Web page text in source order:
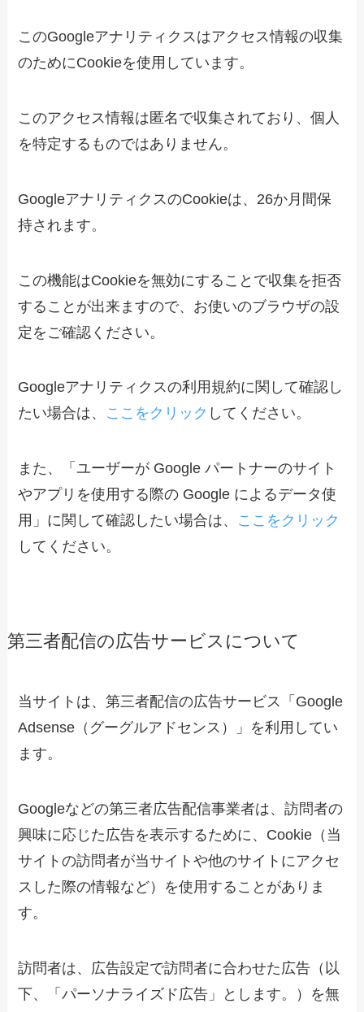
このGoogleアナリティクスはアクセス情報の収集
のためにCookieを使用しています。
このアクセス情報は匿名で収集されており、個人
を特定するものではありません。
GoogleアナリティクスのCookieは、26か月間保
持されます。
この機能はCookieを無効にすることで収集を拒否
することが出来ますので、お使いのブラウザの設
定をご確認ください。
Googleアナリティクスの利用規約に関して確認し
たい場合は、 ここをクリック してください。
また、「ユーザーが Google パートナーのサイト
やアプリを使用する際の Google によるデータ使
用」に関して確認したい場合は、 ここをクリック
してください。
第三者配信の広告サービスについて
当サイトは、第三者配信の広告サービス「Google
Adsense（グーグルアドセンス）」を利用してい
ます。
Googleなどの第三者広告配信事業者は、訪問者の
興味に応じた広告を表示するために、Cookie（当
サイトの訪問者が当サイトや他のサイトにアクセ
スした際の情報など）を使用することがありま
す。
訪問者は、広告設定で訪問者に合わせた広告（以
下、「パーソナライズド広告」とします。）を無